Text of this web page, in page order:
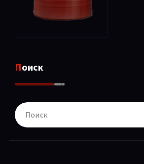
Поиск
Поиск
для: